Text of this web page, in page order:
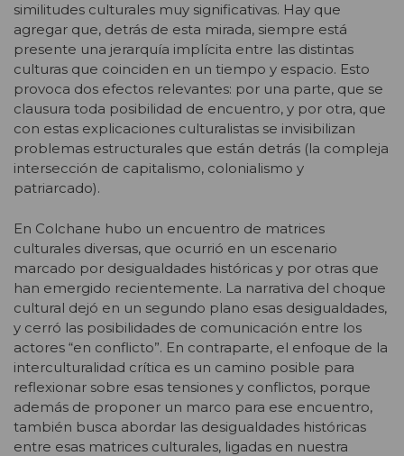
similitudes culturales muy significativas. Hay que
agregar que, detrás de esta mirada, siempre está
presente una jerarquía implícita entre las distintas
culturas que coinciden en un tiempo y espacio. Esto
provoca dos efectos relevantes: por una parte, que se
clausura toda posibilidad de encuentro, y por otra, que
con estas explicaciones culturalistas se invisibilizan
problemas estructurales que están detrás (la compleja
intersección de capitalismo, colonialismo y
patriarcado).
En Colchane hubo un encuentro de matrices
culturales diversas, que ocurrió en un escenario
marcado por desigualdades históricas y por otras que
han emergido recientemente. La narrativa del choque
cultural dejó en un segundo plano esas desigualdades,
y cerró las posibilidades de comunicación entre los
actores “en conflicto”. En contraparte, el enfoque de la
interculturalidad crítica es un camino posible para
reflexionar sobre esas tensiones y conflictos, porque
además de proponer un marco para ese encuentro,
también busca abordar las desigualdades históricas
entre esas matrices culturales, ligadas en nuestra